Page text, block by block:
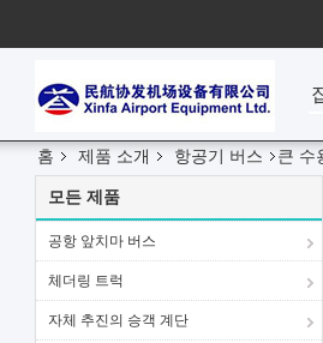
홈 제품 소개 항공기 버스 큰 수
모든 제품
공항 앞치마 버스
체더링 트럭
자체 추진의 승객 계단